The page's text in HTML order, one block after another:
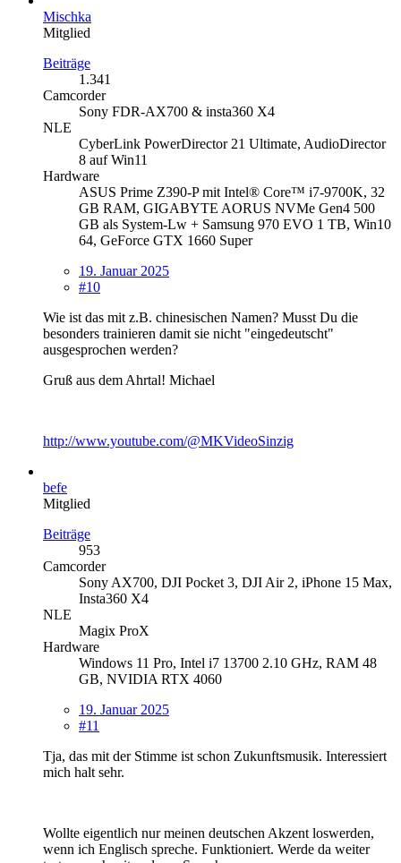
Mischka
Mitglied
Beiträge
1.341
Camcorder
Sony FDR-AX700 & insta360 X4
NLE
CyberLink PowerDirector 21 Ultimate, AudioDirector
8 auf Win11
Hardware
ASUS Prime Z390-P mit Intel® Core™ i7-9700K, 32
GB RAM, GIGABYTE AORUS NVMe Gen4 500
GB als System-Lw + Samsung 970 EVO 1 TB, Win10
64, GeForce GTX 1660 Super
19. Januar 2025
#10
Wie ist das mit z.B. chinesischen Namen? Musst Du die
besonders trainieren damit sie nicht "eingedeutscht"
ausgesprochen werden?
Gruß aus dem Ahrtal! Michael
http://www.youtube.com/@MKVideoSinzig
befe
Mitglied
Beiträge
953
Camcorder
Sony AX700, DJI Pocket 3, DJI Air 2, iPhone 15 Max,
Insta360 X4
NLE
Magix ProX
Hardware
Windows 11 Pro, Intel i7 13700 2.10 GHz, RAM 48
GB, NVIDIA RTX 4060
19. Januar 2025
#11
Tja, das mit der Stimme ist schon Zukunftsmusik. Interessiert
mich halt sehr.
Wollte eigentlich nur meinen deutschen Akzent loswerden,
wenn ich Englisch spreche. Funktioniert. Werde da weiter